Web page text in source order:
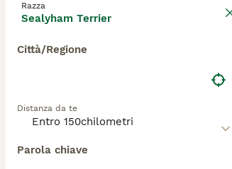
Razza
Sealyham Terrier
Città/Regione
Distanza da te
Parola chiave